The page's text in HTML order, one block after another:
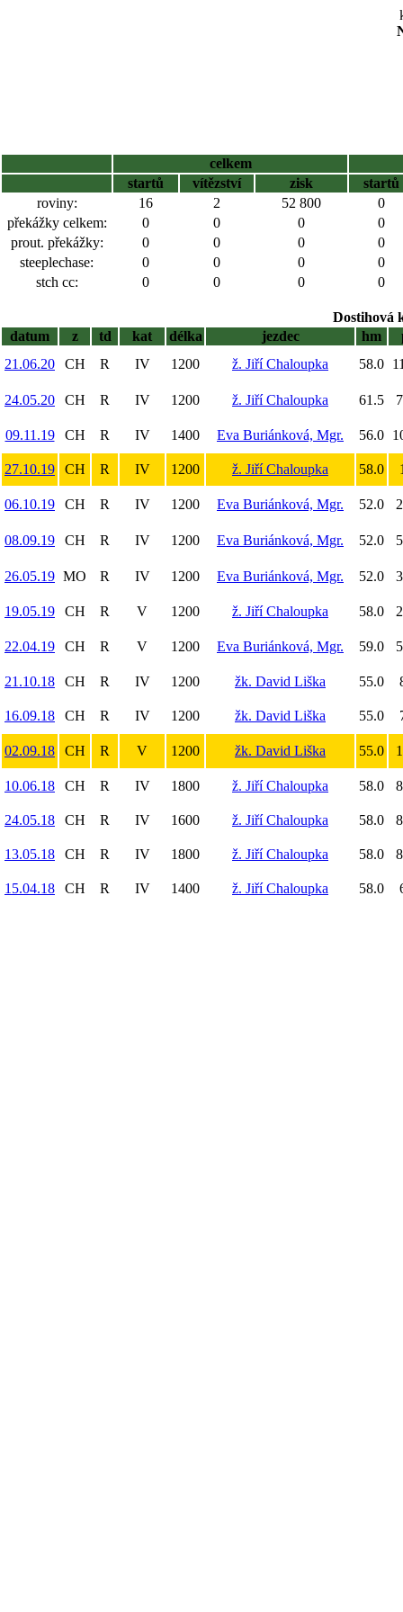
celkem
startů
vítězství zisk
startů
roviny:
16 2 52 800
0
překážky celkem:
0 0 0
0
prout. překážky:
0 0 0
0
steeplechase:
0 0 0
0
stch cc:
0 0 0 0
Dostihová
datum
z td kat délka jezdec hm
21.06.20
CH R IV 1200 ž. Jiří Chaloupka 58.0
24.05.20 CH R IV 1200 ž. Jiří Chaloupka 61.5
09.11.19 CH R IV 1400 Eva Buriánková, Mgr. 56.0
27.10.19 CH R IV 1200 ž. Jiří Chaloupka 58.0
06.10.19 CH R IV 1200 Eva Buriánková, Mgr. 52.0
08.09.19 CH R IV 1200 Eva Buriánková, Mgr. 52.0
26.05.19 MO R IV 1200 Eva Buriánková, Mgr. 52.0
19.05.19 CH R V 1200 ž. Jiří Chaloupka 58.0
22.04.19 CH R V 1200 Eva Buriánková, Mgr. 59.0
21.10.18 CH R IV 1200 žk. David Liška 55.0
16.09.18 CH R IV 1200 žk. David Liška 55.0
02.09.18 CH R V 1200 žk. David Liška 55.0
10.06.18 CH R IV 1800 ž. Jiří Chaloupka 58.0
24.05.18 CH R IV 1600 ž. Jiří Chaloupka 58.0
13.05.18 CH R IV 1800 ž. Jiří Chaloupka 58.0
15.04.18 CH R IV 1400 ž. Jiří Chaloupka 58.0